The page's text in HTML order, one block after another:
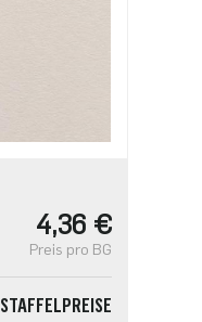
4,36 €
Preis pro BG
STAFFELPREISE